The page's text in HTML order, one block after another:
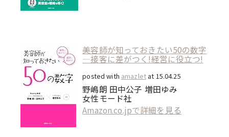
美容師が知っておきたい50の数字
―接客に差がつく!経営に役立つ!
posted with amazletat 15.04.25
野嶋朗 田中公子 増田ゆみ
女性モード社
Amazon.co.jpで詳細を見る